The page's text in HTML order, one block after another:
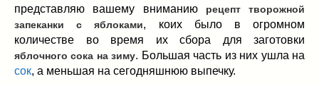
Супы(1)
тушеное (3)
(29)
Грибы(5)
представляю вашему вниманиюрецепт творожной
запеканки с яблоками, коих было в огромном
количестве во время их сбора для заготовки
яблочного сока на зиму. Большая часть из них ушла на
сок, а меньшая на сегодняшнюю выпечку.